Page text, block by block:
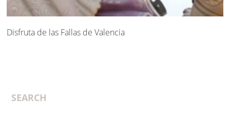
Disfruta de las Fallas de Valencia
SEARCH